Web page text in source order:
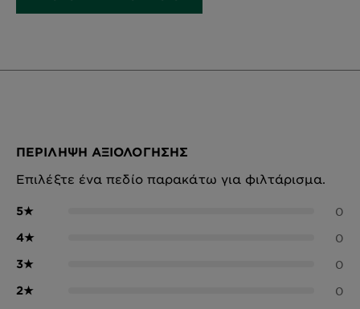
ΠΕΡΊΛΗΨΗ ΑΞΙΟΛΌΓΗΣΗΣ
Επιλέξτε ένα πεδίο παρακάτω για φιλτάρισμα.
5★ 0
4★ 0
3★ 0
2★ 0